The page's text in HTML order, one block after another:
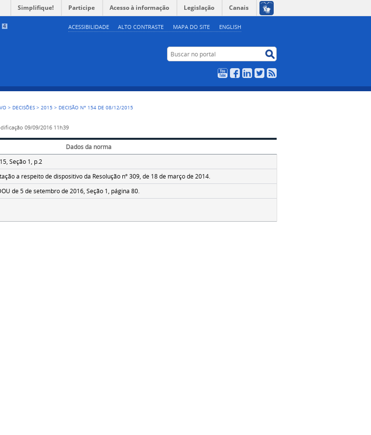
4 ACESSIBILIDADE ALTO CONTRASTE MAPA DO SITE ENGLISH
Simplifique! Participe Acesso à informação Legislação Canais
Buscar no portal
YouTubeFacebookLinkedIn
Twitter
> DECISÕES >2015 > DECISÃO Nº 154 DE 08/12/2015
09/09/2016 11h39
Dados da norma
Seção 1, p.2
a respeito de dispositivo da Resolução nº 309, de 18 de março de 2014.
de 5 de setembro de 2016, Seção 1, página 80.